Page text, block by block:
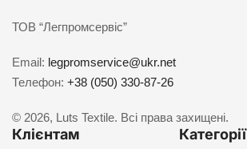
ТОВ “Легпромсервіс”
Email: legpromservice@ukr.net
Телефон: +38 (050) 330-87-26
© 2026, Luts Textile. Всі права захищені.
Клієнтам Категорії